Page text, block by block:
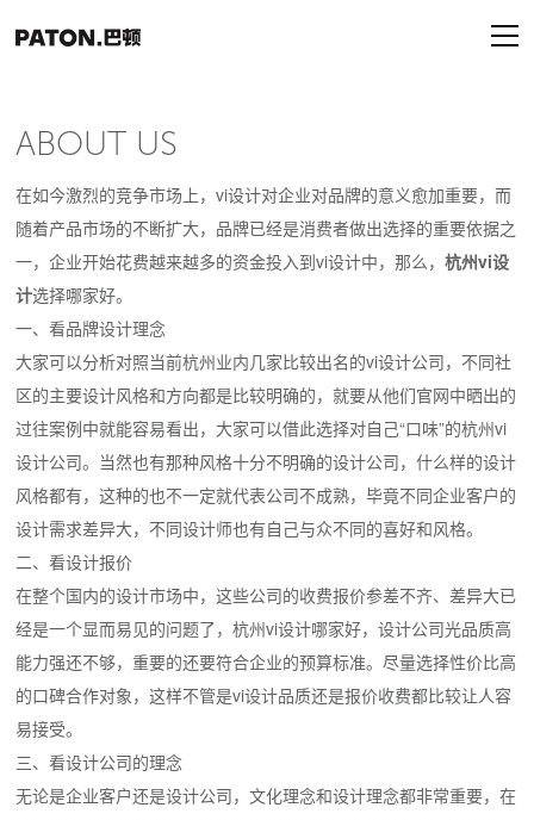
ABOUT US
在如今激烈的竞争市场上，vi设计对企业对品牌的意义愈加重要，而
随着产品市场的不断扩大，品牌已经是消费者做出选择的重要依据之
一，企业开始花费越来越多的资金投入到vi设计中，那么，杭州vi设
计选择哪家好。
一、看品牌设计理念
大家可以分析对照当前杭州业内几家比较出名的vi设计公司，不同社
区的主要设计风格和方向都是比较明确的，就要从他们官网中晒出的
过往案例中就能容易看出，大家可以借此选择对自己“口味”的杭州vi
设计公司。当然也有那种风格十分不明确的设计公司，什么样的设计
风格都有，这种的也不一定就代表公司不成熟，毕竟不同企业客户的
设计需求差异大，不同设计师也有自己与众不同的喜好和风格。
二、看设计报价
在整个国内的设计市场中，这些公司的收费报价参差不齐、差异大已
经是一个显而易见的问题了，杭州vi设计哪家好，设计公司光品质高
能力强还不够，重要的还要符合企业的预算标准。尽量选择性价比高
的口碑合作对象，这样不管是vi设计品质还是报价收费都比较让人容
易接受。
三、看设计公司的理念
无论是企业客户还是设计公司，文化理念和设计理念都非常重要，在